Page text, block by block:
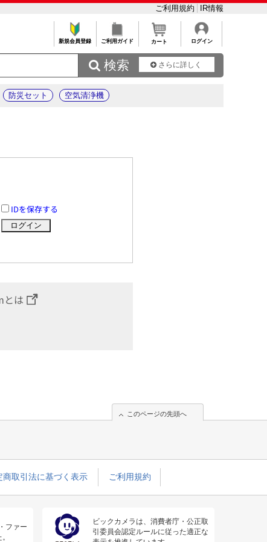
ご利用規約 IR情報
新規会員登録 ご利用ガイド カート ログイン
 検索 さらに詳しく
防災セット 空気清浄機
IDを保存する
とは
このページの先頭へ
商取引法に基づく表示 ご利用規約
ファー
ビックカメラは、消費者庁・公正取
引委員会認定ルールに従った適正な